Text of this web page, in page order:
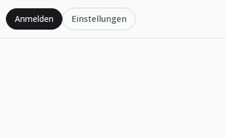
Anmelden Einstellungen